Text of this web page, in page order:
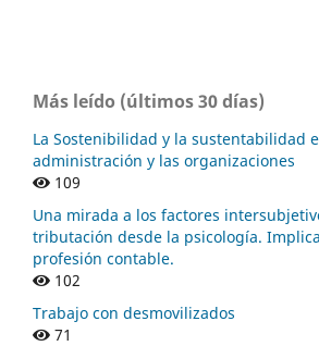
Más leído (últimos 30 días)
La Sostenibilidad y la sustentabilidad
administración y las organizaciones
109
Una mirada a los factores
tributación desde la psicología.
profesión contable.
102
Trabajo con desmovilizados
71